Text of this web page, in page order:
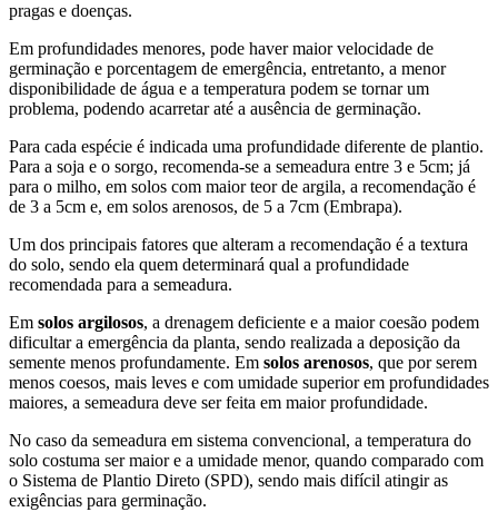
pragas e doenças.
Em profundidades menores, pode haver maior velocidade de
germinação e porcentagem de emergência, entretanto, a menor
disponibilidade de água e a temperatura podem se tornar um
problema, podendo acarretar até a ausência de germinação.
Para cada espécie é indicada uma profundidade diferente de plantio.
Para a soja e o sorgo, recomenda-se a semeadura entre 3 e 5cm; já
para o milho, em solos com maior teor de argila, a recomendação é
de 3 a 5cm e, em solos arenosos, de 5 a 7cm (Embrapa).
Um dos principais fatores que alteram a recomendação é a textura
do solo, sendo ela quem determinará qual a profundidade
recomendada para a semeadura.
Em solos argilosos, a drenagem deficiente e a maior coesão podem
dificultar a emergência da planta, sendo realizada a deposição da
semente menos profundamente. Em solos arenosos, que por serem
menos coesos, mais leves e com umidade superior em profundidades
maiores, a semeadura deve ser feita em maior profundidade.
No caso da semeadura em sistema convencional, a temperatura do
solo costuma ser maior e a umidade menor, quando comparado com
o Sistema de Plantio Direto (SPD), sendo mais difícil atingir as
exigências para germinação.